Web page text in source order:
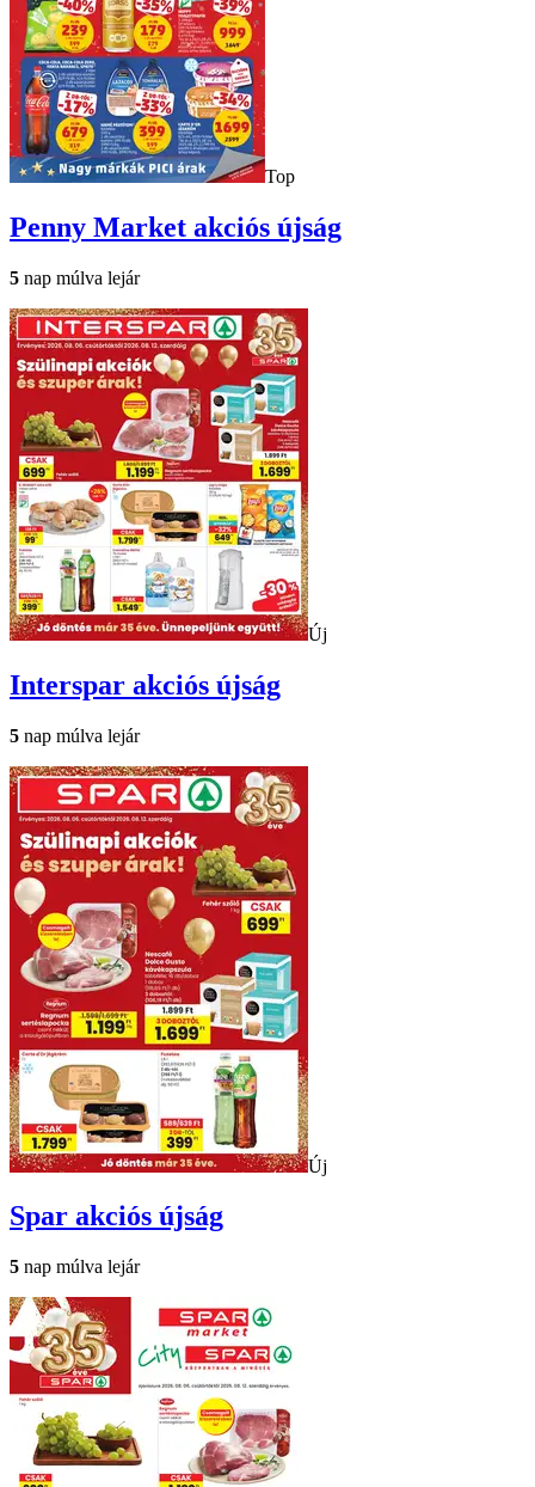
Top
Penny Market akciós újság
5 nap múlva lejár
Új
Interspar akciós újság
5 nap múlva lejár
Új
Spar akciós újság
5 nap múlva lejár